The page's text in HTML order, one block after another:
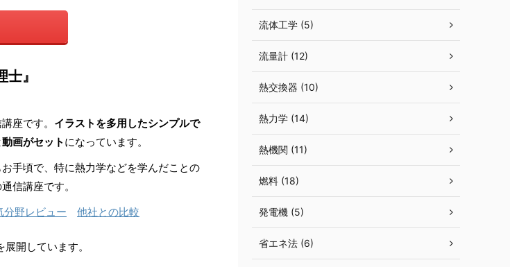
』
座です。 イラストを多用したシンプルで
画がセット になっています。
手頃で、特に熱力学などを学んだことの
信講座です。
分野レビュー 他社との比較
展開しています。
流体工学 (5)
流量計 (12)
熱交換器 (10)
熱力学 (14)
熱機関 (11)
燃料 (18)
発電機 (5)
省エネ法 (6)